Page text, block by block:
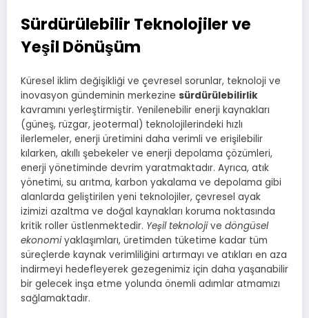
Sürdürülebilir Teknolojiler ve
Yeşil Dönüşüm
Küresel iklim değişikliği ve çevresel sorunlar, teknoloji ve
inovasyon gündeminin merkezine sürdürülebilirlik
kavramını yerleştirmiştir. Yenilenebilir enerji kaynakları
(güneş, rüzgar, jeotermal) teknolojilerindeki hızlı
ilerlemeler, enerji üretimini daha verimli ve erişilebilir
kılarken, akıllı şebekeler ve enerji depolama çözümleri,
enerji yönetiminde devrim yaratmaktadır. Ayrıca, atık
yönetimi, su arıtma, karbon yakalama ve depolama gibi
alanlarda geliştirilen yeni teknolojiler, çevresel ayak
izimizi azaltma ve doğal kaynakları koruma noktasında
kritik roller üstlenmektedir. Yeşil teknolojive döngüsel
ekonomiyaklaşımları, üretimden tüketime kadar tüm
süreçlerde kaynak verimliliğini artırmayı ve atıkları en aza
indirmeyi hedefleyerek gezegenimiz için daha yaşanabilir
bir gelecek inşa etme yolunda önemli adımlar atmamızı
sağlamaktadır.